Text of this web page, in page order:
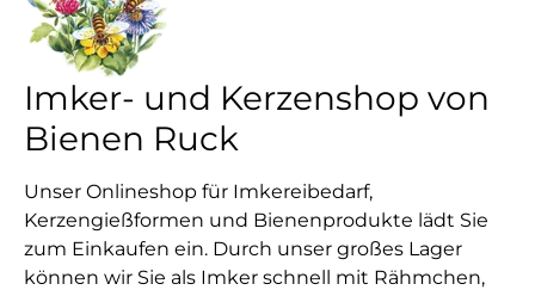
Imker- und Kerzenshop von
Bienen Ruck
Unser Onlineshop für Imkereibedarf,
Kerzengießformen und Bienenprodukte lädt Sie
zum Einkaufen ein. Durch unser großes Lager
können wir Sie als Imker schnell mit Rähmchen,